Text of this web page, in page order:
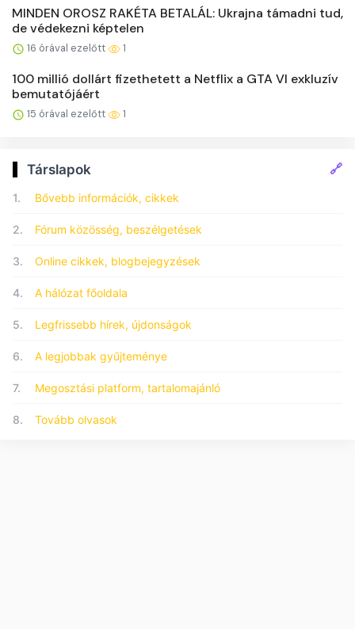
MINDEN OROSZ RAKÉTA BETALÁL: Ukrajna támadni tud,
de védekezni képtelen
16 órával ezelőtt 1
100 millió dollárt fizethetett a Netflix a GTA VI exkluzív
bemutatójáért
15 órával ezelőtt 1
Társlapok 🔗
1. Bővebb információk, cikkek
2. Fórum közösség, beszélgetések
3. Online cikkek, blogbejegyzések
4. A hálózat főoldala
5. Legfrissebb hírek, újdonságok
6. A legjobbak gyűjteménye
7. Megosztási platform, tartalomajánló
8. Tovább olvasok